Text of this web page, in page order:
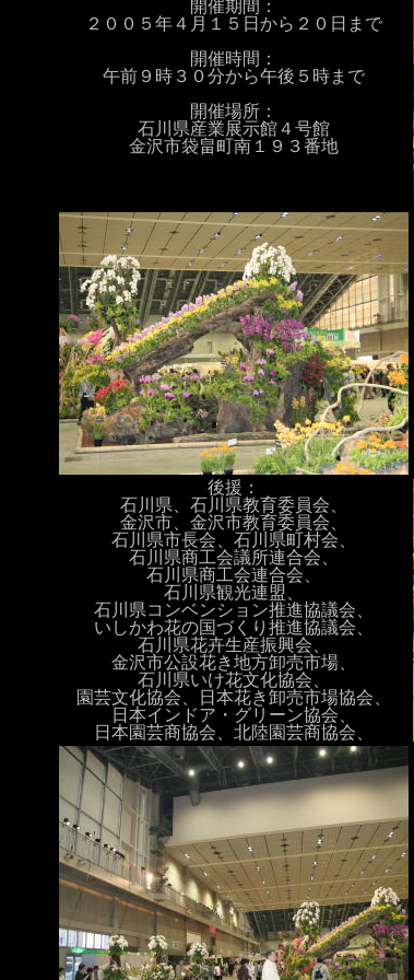
開催期間：
２００５年４月１５日から２０日まで
開催時間：
午前９時３０分から午後５時まで
開催場所：
石川県産業展示館４号館
金沢市袋畠町南１９３番地
後援：
石川県、石川県教育委員会、
金沢市、金沢市教育委員会、
石川県市長会、石川県町村会、
石川県商工会議所連合会、
石川県商工会連合会、
石川県観光連盟、
石川県コンベンション推進協議会、
いしかわ花の国づくり推進協議会、
石川県花卉生産振興会、
金沢市公設花き地方卸売市場、
石川県いけ花文化協会、
園芸文化協会、日本花き卸売市場協会、
日本インドア・グリーン協会、
日本園芸商協会、北陸園芸商協会、